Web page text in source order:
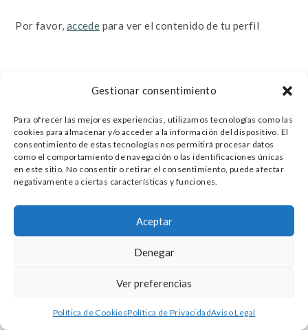
Gestionar consentimiento
Para ofrecer las mejores experiencias, utilizamos tecnologías como las
cookies para almacenar y/o acceder a la información del dispositivo. El
consentimiento de estas tecnologías nos permitirá procesar datos
como el comportamiento de navegación o las identificaciones únicas
en este sitio. No consentir o retirar el consentimiento, puede afectar
negativamente a ciertas características y funciones.
Aceptar
Denegar
Ver preferencias
Política de CookiesPolítica de PrivacidadAviso Legal
Por favor, accede para ver el contenido de tu perfil
nerea@nereapediatra.com | www.nereapediatra.com |
Aviso Legal|Política Privacidad